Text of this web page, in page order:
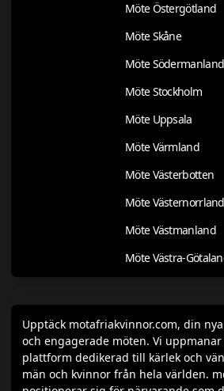
Möte Östergötland
Möte Skåne
Möte Södermanland
Möte Stockholm
Möte Uppsala
Möte Värmland
Möte Västerbotten
Möte Västernorrland
Möte Västmanland
Möte Västra-
Upptäck motafriakvinnor.com, din
och engagerade möten. Vi
plattform dedikerad till kärlek och
män och kvinnor från hela världen.